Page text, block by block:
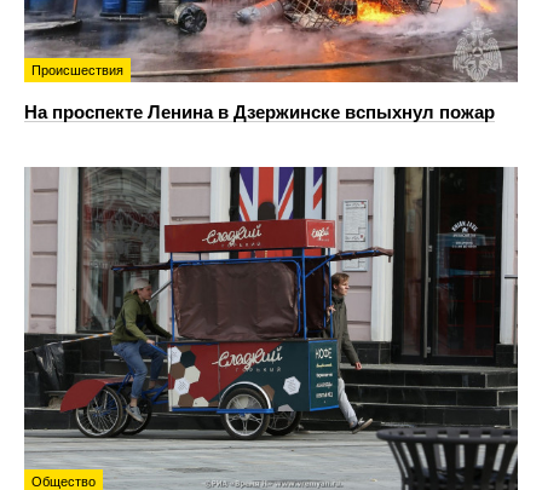
Происшествия
На проспекте Ленина в Дзержинске вспыхнул пожар
Общество